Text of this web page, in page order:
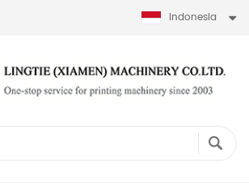
Indonesia